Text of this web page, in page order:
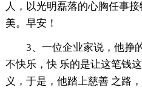
人，以光明磊落的心胸任事
美。早安！
3、一位企业家说，他挣
不快乐，快 乐的是让这笔钱
义，于是，他踏上慈善 之路